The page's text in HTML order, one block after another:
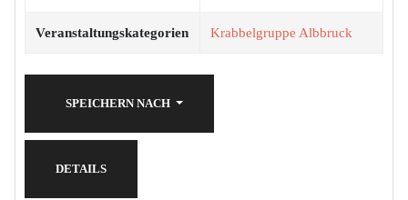
Veranstaltungskategorien Krabbelgruppe Albbruck
SPEICHERN NACH
DETAILS